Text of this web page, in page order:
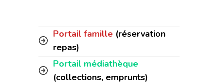
Portail famille (réservation
repas)
Portail médiathèque
(collections, emprunts)